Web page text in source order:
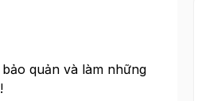
quản và làm những